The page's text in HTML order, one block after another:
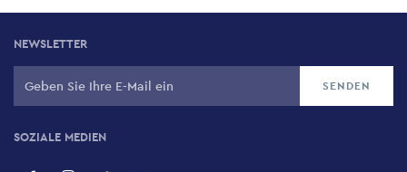
NEWSLETTER
SOZIALE MEDIEN